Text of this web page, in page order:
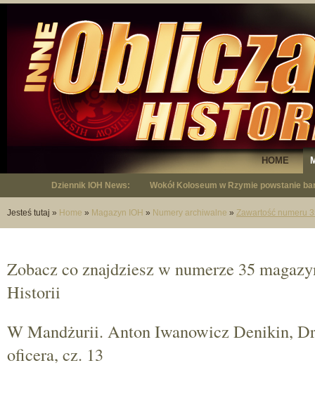
HOME
Dziennik IOH News: Wokół Koloseum w Rzymie powstanie
Jesteś tutaj » Home » Magazyn IOH » Numery archiwalne » Zawartość numeru
Zobacz co znajdziesz w numerze 35
Historii
W Mandżurii. Anton Iwanowicz Denikin,
oficera, cz. 13